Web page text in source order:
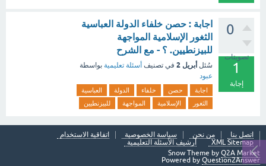
0
تصويتات
1
إجابة
اجابة : حصن خلفاء الدولة العباسية
الثغور الإسلامية المواجهة
للبيزنطيين. ؟ - مع الشرح
سُئل أبريل 2 في تصنيف أسئلة تعليمية بواسطة
عبود
اجابة حصن خلفاء الدولة
العباسية
الثغور
الإسلامية المواجهة للبيزنطيين
اتصل بنا من نحن سياسة الخصوصية
اتفاقية الاستخدام
XML Sitemap
أرشيف الأسئلة التعليمية
Snow Theme by Q2A Market
Powered by Question2Answer